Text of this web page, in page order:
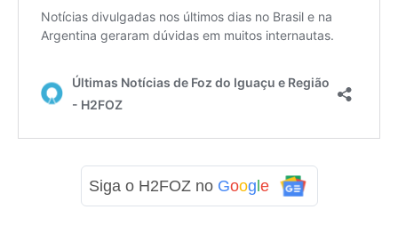
Siga o H2FOZ no Google